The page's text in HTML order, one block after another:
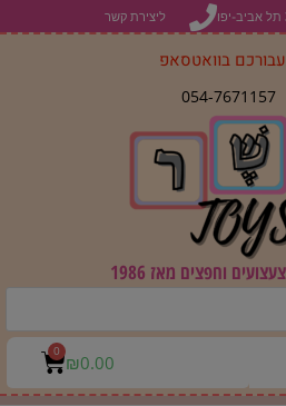
ליצירת קשר
בוואטסאפ
054-7671157
וחפצים מאז 1986
₪0.00
0